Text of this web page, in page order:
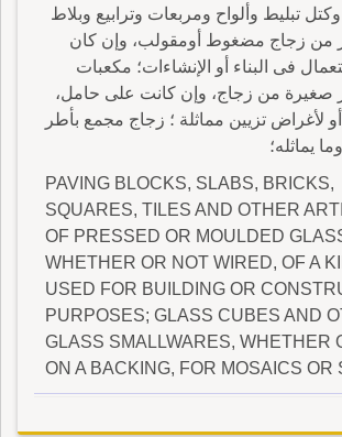
تبليط وألواح ومربعات وترابيع وبلاط
من زجاج مضغوط أومقولب، وإن كان
فى البناء أو الإنشاءات؛ مكعبات
صغيرة من زجاج، وإن كانت على حامل،
لأغراض تزيين مماثلة ؛ زجاج مجمع بأطر
يماثله؛
PAVING BLOCKS, SLABS, BRICKS,
SQUARES, TILES AND OTHER
OF PRESSED OR MOULDED
WHETHER OR NOT WIRED, OF A
USED FOR BUILDING OR
PURPOSES; GLASS CUBES AND
GLASS SMALLWARES, WHETHER
ON A BACKING, FOR MOSAICS OR